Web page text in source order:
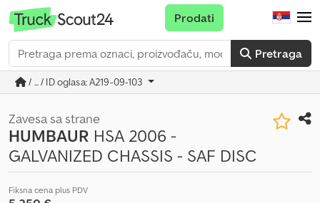
Pretraga
Prodati
/ ... / ID oglasa: A219-09-103
Zavesa sa strane
HUMBAUR HSA 2006 -
GALVANIZED CHASSIS - SAF DISC
Fiksna cena plus PDV